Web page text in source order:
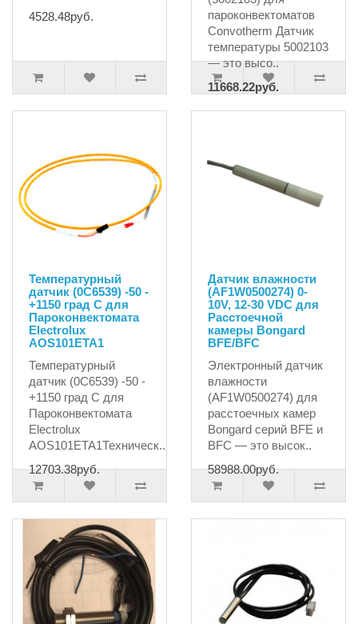
4528.48руб.
пароконвектоматов
Convotherm Датчик
температуры 5002103
— это высо..
11668.22руб.
Температурный
датчик (0C6539) -50 -
+1150 град С для
Пароконвектомата
Electrolux
AOS101ETA1
Температурный
датчик (0C6539) -50 -
+1150 град С для
Пароконвектомата
Electrolux
AOS101ETA1Техническ..
12703.38руб.
Датчик влажности
(AF1W0500274) 0-
10V, 12-30 VDC для
Расстоечной
камеры Bongard
BFE/BFC
Электронный датчик
влажности
(AF1W0500274) для
расстоечных камер
Bongard серий BFE и
BFC — это высок..
58988.00руб.